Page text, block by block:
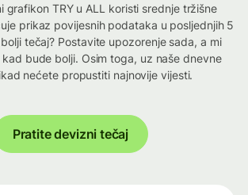
grafikon TRY u ALL koristi srednje tržišne
prikaz povijesnih podataka u posljednjih 5
tečaj? Postavite upozorenje sada, a mi
bude bolji. Osim toga, uz naše dnevne
nećete propustiti najnovije vijesti.
Pratite devizni tečaj